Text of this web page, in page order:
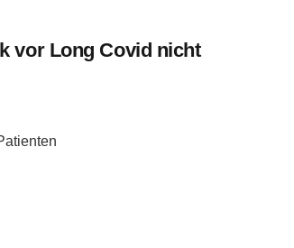
vor Long Covid nicht